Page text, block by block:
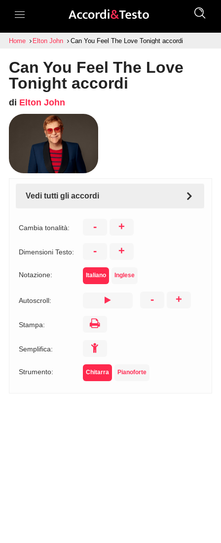
Home Elton John Can You Feel The Love Tonight accordi
Can You Feel The Love
Tonight accordi
di Elton John
Vedi tutti gli accordi
Cambia tonalità: - +
Dimensioni Testo: - +
Notazione: Italiano Inglese
Autoscroll: - +
Stampa:
Semplifica:
Strumento: Chitarra Pianoforte